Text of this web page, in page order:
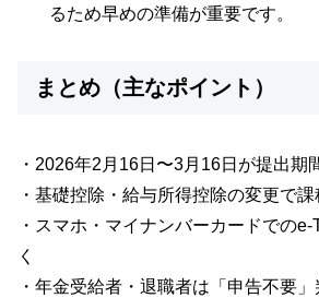
るため早めの準備が重要です。
まとめ（主なポイント）
・2026年2月16日〜3月16日が提出期
・基礎控除・給与所得控除の変更で
・スマホ・マイナンバーカードでの
く
・年金受給者・退職者は「申告不要